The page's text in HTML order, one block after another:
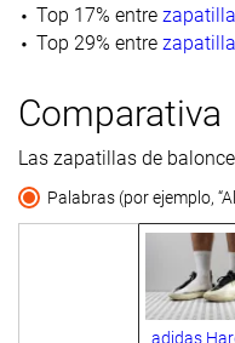
Top 17% entre
Top 29% entre
Comparativa
Las zapatillas de
Palabras (por ejemplo,
adidas